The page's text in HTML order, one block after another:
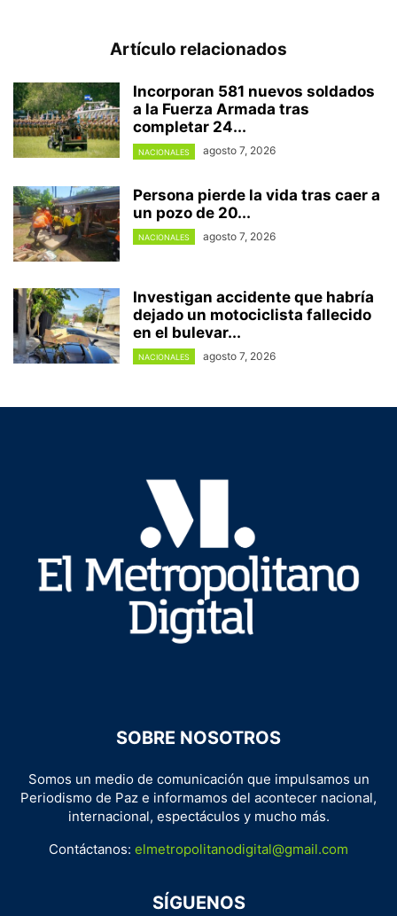
Artículo relacionados
Incorporan 581 nuevos soldados
a la Fuerza Armada tras
completar 24...
NACIONALES agosto 7, 2026
Persona pierde la vida tras caer a
un pozo de 20...
NACIONALES agosto 7, 2026
Investigan accidente que habría
dejado un motociclista fallecido
en el bulevar...
NACIONALES agosto 7, 2026
SOBRE NOSOTROS
Somos un medio de comunicación que impulsamos un
Periodismo de Paz e informamos del acontecer nacional,
internacional, espectáculos y mucho más.
Contáctanos: elmetropolitanodigital@gmail.com
SÍGUENOS